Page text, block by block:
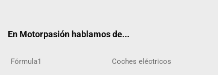
En Motorpasión hablamos de...
Fórmula1 Coches eléctricos